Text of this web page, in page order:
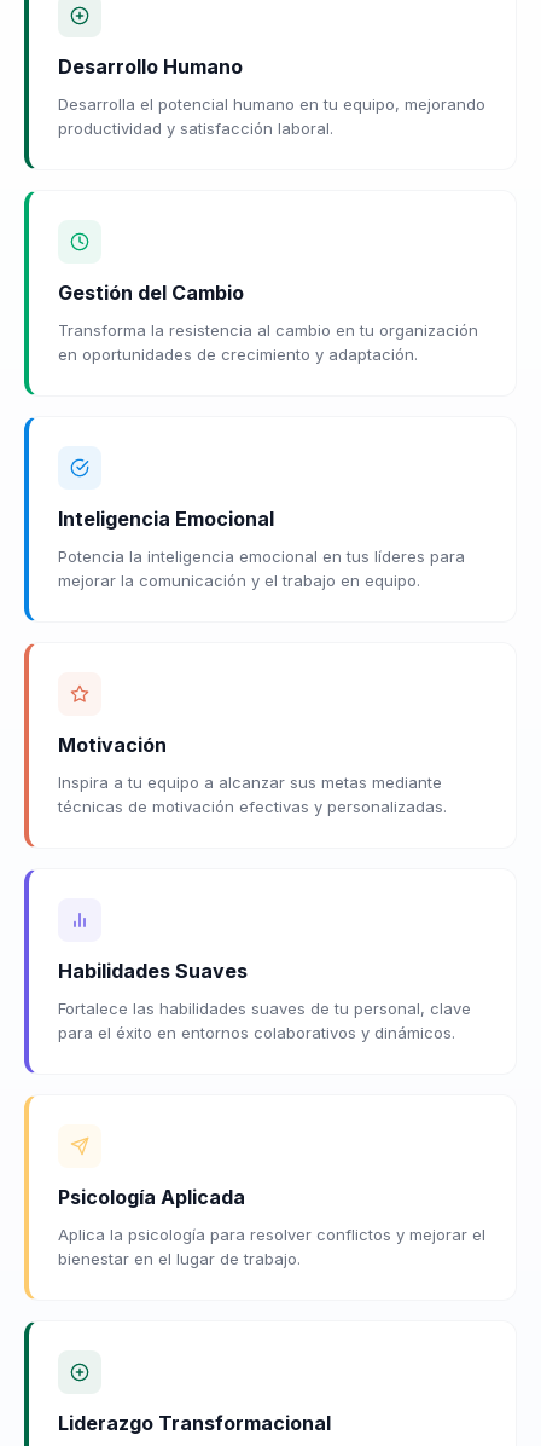
Desarrollo Humano
Desarrolla el potencial humano en tu equipo, mejorando
productividad y satisfacción laboral.
Gestión del Cambio
Transforma la resistencia al cambio en tu organización
en oportunidades de crecimiento y adaptación.
Inteligencia Emocional
Potencia la inteligencia emocional en tus líderes para
mejorar la comunicación y el trabajo en equipo.
Motivación
Inspira a tu equipo a alcanzar sus metas mediante
técnicas de motivación efectivas y personalizadas.
Habilidades Suaves
Fortalece las habilidades suaves de tu personal, clave
para el éxito en entornos colaborativos y dinámicos.
Psicología Aplicada
Aplica la psicología para resolver conflictos y mejorar el
bienestar en el lugar de trabajo.
Liderazgo Transformacional